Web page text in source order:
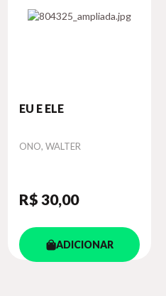
EU E ELE
Autor
ONO, WALTER
R$ 30,00
ADICIONAR